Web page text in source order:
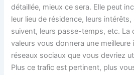
détaillée, mieux ce sera. Elle peut
leur lieu de résidence, leurs intérêts,
suivent, leurs passe-temps, etc. La
valeurs vous donnera une meilleure
réseaux sociaux que vous devriez
Plus ce trafic est pertinent, plus